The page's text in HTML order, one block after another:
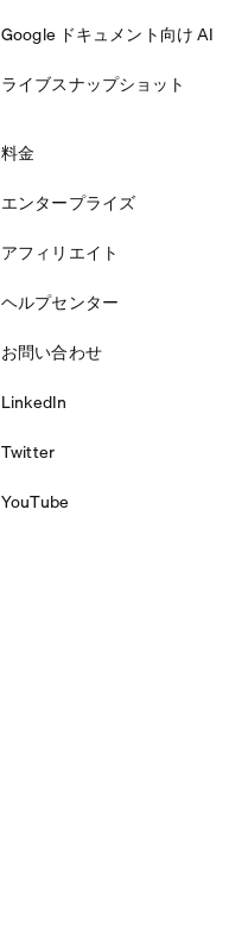
Google ドキュメント向け AI
ライブスナップショット
料金
エンタープライズ
アフィリエイト
ヘルプセンター
お問い合わせ
LinkedIn
Twitter
YouTube